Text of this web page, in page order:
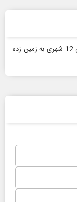
کلنگ احداث همراه‌سرای بعثت و پایگاه اورژانس 12 شهری به زمین زده